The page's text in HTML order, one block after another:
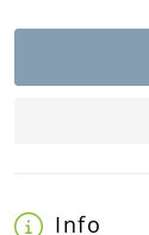
Info